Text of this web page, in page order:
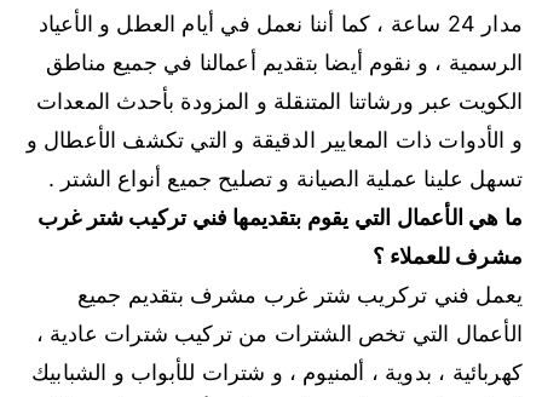
مدار 24 ساعة ، كما أننا نعمل في أيام العطل و الأعياد
الرسمية ، و نقوم أيضا بتقديم أعمالنا في جميع مناطق
الكويت عبر ورشاتنا المتنقلة و المزودة بأحدث المعدات
و الأدوات ذات المعايير الدقيقة و التي تكشف الأعطال و
تسهل علينا عملية الصيانة و تصليح جميع أنواع الشتر .
ما هي الأعمال التي يقوم بتقديمها فني تركيب شتر غرب
مشرف للعملاء ؟
يعمل فني تركريب شتر غرب مشرف بتقديم جميع
الأعمال التي تخص الشترات من تركيب شترات عادية ،
كهربائية ، بدوية ، ألمنيوم ، و شترات للأبواب و الشبابيك